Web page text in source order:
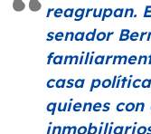
reagrupan.
senador
casa
quienes